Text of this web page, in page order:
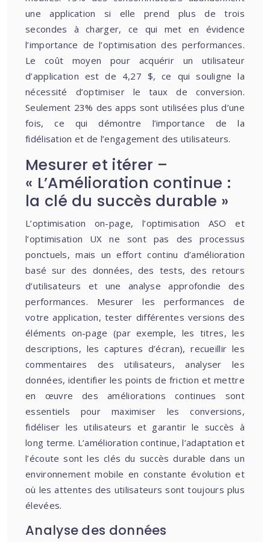
une application si elle prend plus de trois
secondes à charger, ce qui met en évidence
l’importance de l’optimisation des performances.
Le coût moyen pour acquérir un utilisateur
d’application est de 4,27 $, ce qui souligne la
nécessité d’optimiser le taux de conversion.
Seulement 23% des apps sont utilisées plus d’une
fois, ce qui démontre l’importance de la
fidélisation et de l’engagement des utilisateurs.
Mesurer et itérer –
« L’Amélioration continue :
la clé du succès durable »
L’optimisation on-page, l’optimisation ASO et
l’optimisation UX ne sont pas des processus
ponctuels, mais un effort continu d’amélioration
basé sur des données, des tests, des retours
d’utilisateurs et une analyse approfondie des
performances. Mesurer les performances de
votre application, tester différentes versions des
éléments on-page (par exemple, les titres, les
descriptions, les captures d’écran), recueillir les
commentaires des utilisateurs, analyser les
données, identifier les points de friction et mettre
en œuvre des améliorations continues sont
essentiels pour maximiser les conversions,
fidéliser les utilisateurs et garantir le succès à
long terme. L’amélioration continue, l’adaptation et
l’écoute sont les clés du succès durable dans un
environnement mobile en constante évolution et
où les attentes des utilisateurs sont toujours plus
élevées.
Analyse des données